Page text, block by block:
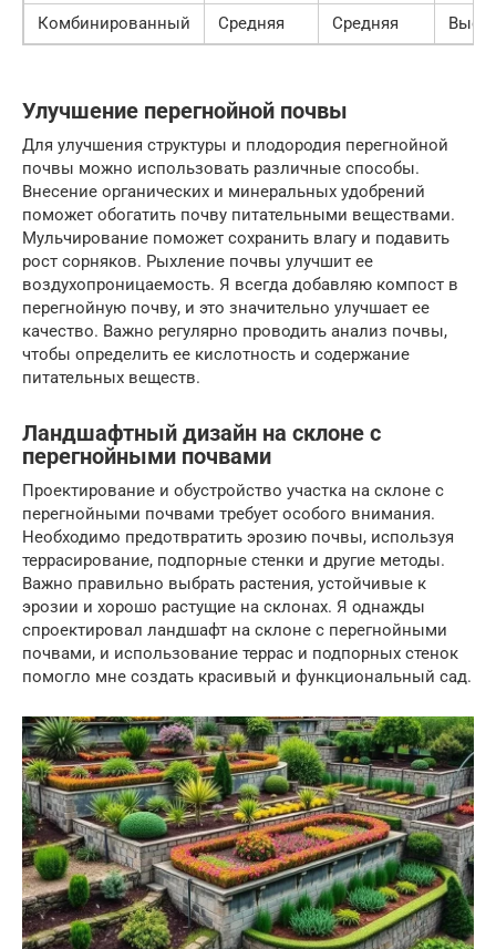
Комбинированный
Средняя Средняя
Улучшение перегнойной почвы
Для улучшения структуры и плодородия перегнойной
почвы можно использовать различные способы.
Внесение органических и минеральных удобрений
поможет обогатить почву питательными веществами.
Мульчирование поможет сохранить влагу и подавить
рост сорняков. Рыхление почвы улучшит ее
воздухопроницаемость. Я всегда добавляю компост в
перегнойную почву, и это значительно улучшает ее
качество. Важно регулярно проводить анализ почвы,
чтобы определить ее кислотность и содержание
питательных веществ.
Ландшафтный дизайн на склоне с
перегнойными почвами
Проектирование и обустройство участка на склоне с
перегнойными почвами требует особого внимания.
Необходимо предотвратить эрозию почвы, используя
террасирование, подпорные стенки и другие методы.
Важно правильно выбрать растения, устойчивые к
эрозии и хорошо растущие на склонах. Я однажды
спроектировал ландшафт на склоне с перегнойными
почвами, и использование террас и подпорных стенок
помогло мне создать красивый и функциональный сад.